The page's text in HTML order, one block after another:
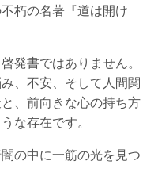
朽の名著『道は開け
発書ではありません。
、不安、そして人間関
、前向きな心の持ち方
な存在です。
の中に一筋の光を見つ